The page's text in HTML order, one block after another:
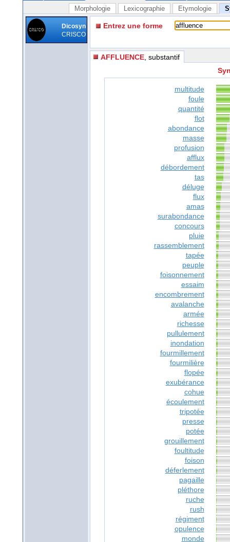
Morphologie Lexicographie Etymologie
Dicosyn
CRISCO
Entrez une forme
AFFLUENCE , substantif
multitude
foule
quantité
flot
abondance
masse
profusion
afflux
débordement
tas
déluge
flux
amas
surabondance
concours
pluie
rassemblement
tapée
peuple
foisonnement
essaim
encombrement
avalanche
armée
richesse
pullulement
inondation
fourmillement
fourmilière
flopée
exubérance
cohue
écoulement
tripotée
presse
potée
grouillement
foultitude
foison
déferlement
pagaille
pléthore
ruche
rush
régiment
opulence
monde